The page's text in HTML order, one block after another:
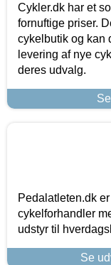
Cykler.dk har et
fornuftige priser.
cykelbutik og kan
levering af nye
deres udvalg.
Pedalatleten.dk
cykelforhandler
udstyr til
Se